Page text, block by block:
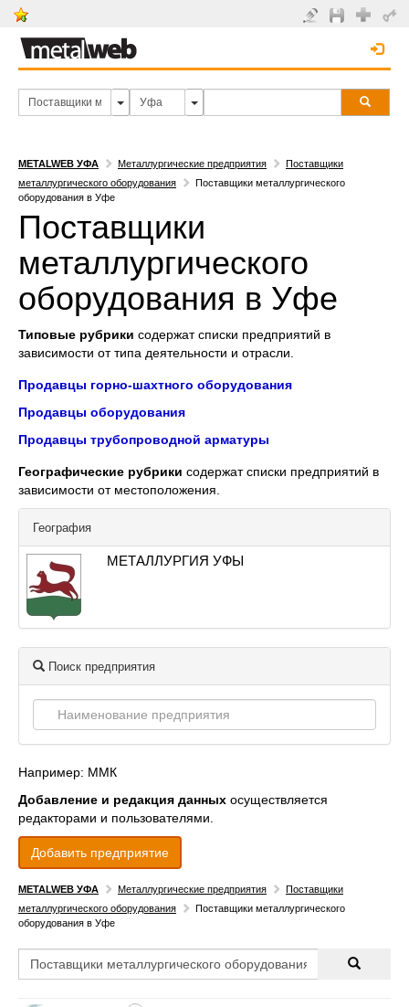
METALWEB УФА Металлургические предприятия
Поставщики
металлургического оборудования
Поставщики металлургического
оборудования в Уфе
Поставщики
металлургического
оборудования в Уфе
Типовые рубрики содержат списки предприятий в
зависимости от типа деятельности и отрасли.
Продавцы горно-шахтного оборудования
Продавцы оборудования
Продавцы трубопроводной арматуры
Географические рубрики содержат списки предприятий в
зависимости от местоположения.
География
МЕТАЛЛУРГИЯ УФЫ
Поиск предприятия
Например: ММК
Добавление и редакция данных осуществляется
редакторами и пользователями.
Добавить предприятие
METALWEB УФА Металлургические предприятия
Поставщики
металлургического оборудования
Поставщики металлургического
оборудования в Уфе